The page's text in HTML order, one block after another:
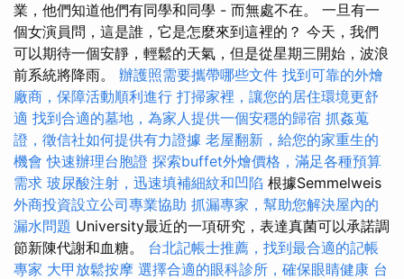
業，他們知道他們有同學和同學 - 而無處不在。 一旦有一
個女演員問，這是誰，它是怎麼來到這裡的？ 今天，我們
可以期待一個安靜，輕鬆的天氣，但是從星期三開始，波浪
前系統將降雨。 辦護照需要攜帶哪些文件 找到可靠的外燴
廠商，保障活動順利進行 打掃家裡，讓您的居住環境更舒
適 找到合適的墓地，為家人提供一個安穩的歸宿 抓姦蒐
證，徵信社如何提供有力證據 老屋翻新，給您的家重生的
機會 快速辦理台胞證 探索buffet外燴價格，滿足各種預算
需求 玻尿酸注射，迅速填補細紋和凹陷 根據Semmelweis
外商投資設立公司專業協助 抓漏專家，幫助您解決屋內的
漏水問題 University最近的一項研究，表達真菌可以承諾調
節新陳代謝和血糖。 台北記帳士推薦，找到最合適的記帳
專家 大甲放鬆按摩 選擇合適的眼科診所，確保眼睛健康 台